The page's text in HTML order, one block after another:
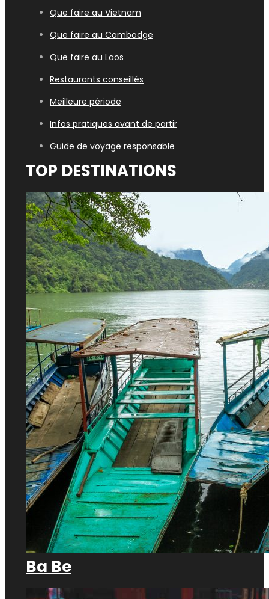
Que faire au Vietnam
Que faire au Cambodge
Que faire au Laos
Restaurants conseillés
Meilleure période
Infos pratiques avant de partir
Guide de voyage responsable
TOP DESTINATIONS
Ba Be